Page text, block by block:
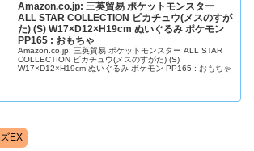
Amazon.co.jp: 三英貿易 ポケットモンスター
ALL STAR COLLECTION ピカチュウ(メスのすが
た) (S) W17×D12×H19cm ぬいぐるみ ポケモン
PP165 : おもちゃ
Amazon.co.jp: 三英貿易 ポケットモンスター ALL STAR
COLLECTION ピカチュウ(メスのすがた) (S)
W17×D12×H19cm ぬいぐるみ ポケモン PP165 : おもちゃ
EX